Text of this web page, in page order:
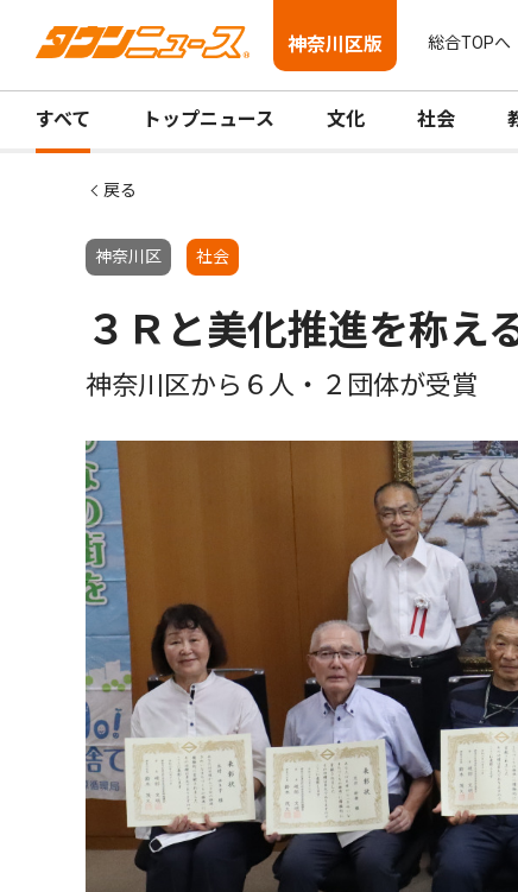
神奈川区版 総合TOPへ
すべて トップニュース 文化 社会
戻る
神奈川区 社会
３Ｒと美化推進を称え
神奈川区から６人・２団体が受賞